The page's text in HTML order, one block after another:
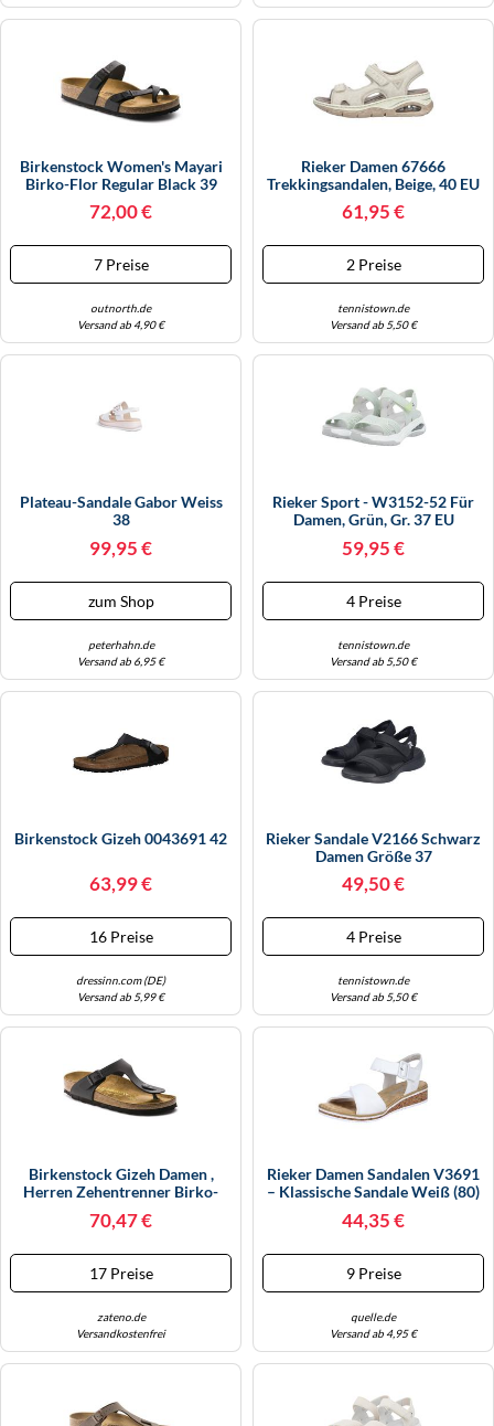
KINDERSCHUHE
LAUFSCHUHE
OUTDOOR-SCHUHE
PUMPS
SCHUHZUBEHÖR
SNEAKERS
STIEFELETTEN
WINTERSCHUHE
STRANDTASCHEN
TASCHEN-ZUBEHÖR
Birkenstock Women's Mayari
Birko-Flor Regular Black 39
72,00 €
7 Preise
outnorth.de
Versand ab 4,90 €
Rieker Damen 67666
Trekkingsandalen, Beige, 40 EU
61,95 €
2 Preise
tennistown.de
Versand ab 5,50 €
Plateau-Sandale Gabor Weiss
38
99,95 €
zum Shop
peterhahn.de
Versand ab 6,95 €
Rieker Sport - W3152-52 Für
Damen, Grün, Gr. 37 EU
59,95 €
4 Preise
tennistown.de
Versand ab 5,50 €
Birkenstock Gizeh 0043691 42
63,99 €
16 Preise
dressinn.com (DE)
Versand ab 5,99 €
Rieker Sandale V2166 Schwarz
Damen Größe 37
49,50 €
4 Preise
tennistown.de
Versand ab 5,50 €
Birkenstock Gizeh Damen ,
Herren Zehentrenner Birko-
70,47 €
17 Preise
zateno.de
Versandkostenfrei
Rieker Damen Sandalen V3691
– Klassische Sandale Weiß (80)
44,35 €
9 Preise
quelle.de
Versand ab 4,95 €